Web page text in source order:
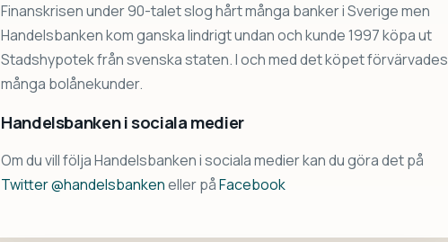
Finanskrisen under 90-talet slog hårt många banker i Sverige men
Handelsbanken kom ganska lindrigt undan och kunde 1997 köpa ut
Stadshypotek från svenska staten. I och med det köpet förvärvades
många bolånekunder.
Handelsbanken i sociala medier
Om du vill följa Handelsbanken i sociala medier kan du göra det på
Twitter @handelsbankeneller påFacebook